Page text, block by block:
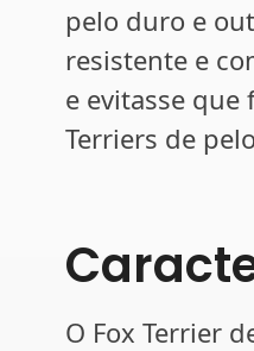
pelo duro e
resistente e
e evitasse que
Terriers de
O Fox Terrier